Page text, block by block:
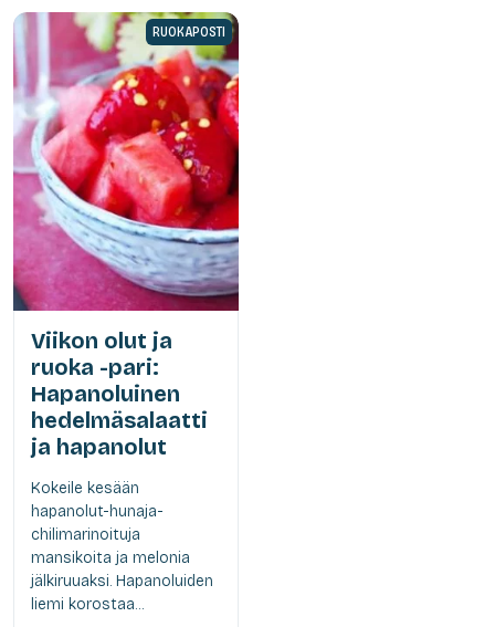
RUOKAPOSTI
Viikon olut ja
ruoka -pari:
Hapanoluinen
hedelmäsalaatti
ja hapanolut
Kokeile kesään
hapanolut-hunaja-
chilimarinoituja
mansikoita ja melonia
jälkiruuaksi. Hapanoluiden
liemi korostaa...